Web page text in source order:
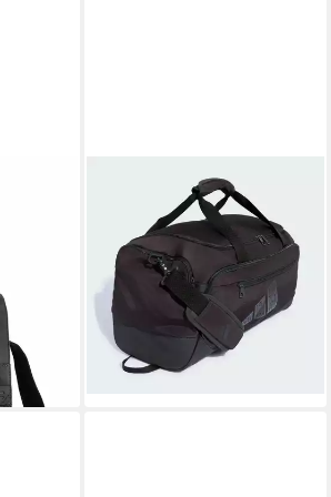
bei dir
ADIDAS PERFORMANCE
Reisetasche TRAINING
DEFENDER GRAFIK
DUFFELBAG, SMALL (1-tlg)
34,99 €
lieferbar - in 1-2 Werktagen bei dir